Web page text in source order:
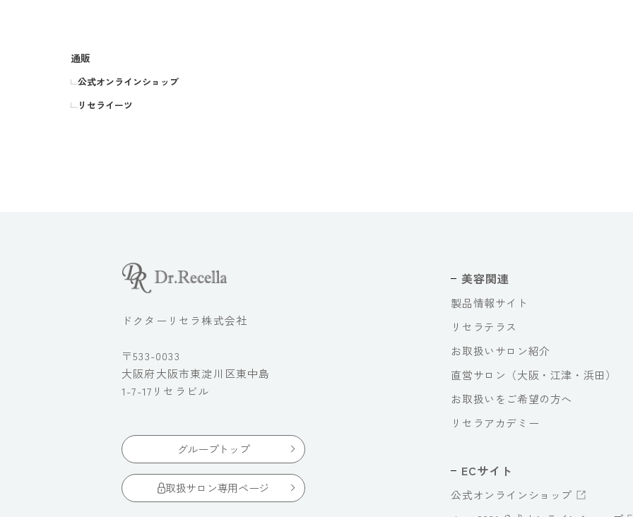
通販
公式オンラインショップ
リセライーツ
ドクターリセラ株式会社
〒533-0033
大阪府大阪市東淀川区東中島
1-7-17リセラビル
グループトップ
取扱サロン専用ページ
美容関連
製品情報サイト
リセラテラス
お取扱いサロン紹介
直営サロン（大阪・江津・浜田）
お取扱いをご希望の方へ
リセラアカデミー
ECサイト
公式オンラインショップ